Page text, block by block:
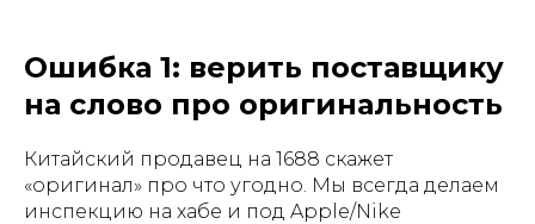
Ошибка 1: верить поставщику
на слово про оригинальность
Китайский продавец на 1688 скажет
«оригинал» про что угодно. Мы всегда делаем
инспекцию на хабе и под Apple/Nike